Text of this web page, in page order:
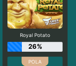
Royal Potato
26%